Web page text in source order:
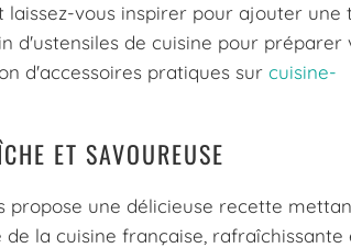
vous inspirer pour ajouter une
d'ustensiles de cuisine pour préparer
d'accessoires pratiques sur cuisine-
ET SAVOUREUSE
propose une délicieuse recette
la cuisine française, rafraîchissante